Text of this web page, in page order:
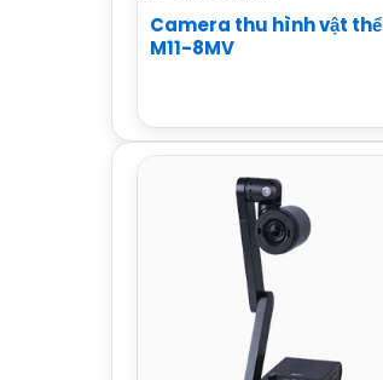
Camera thu hình vật thể
M11-8MV